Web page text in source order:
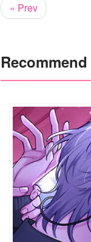
« Prev
Recommend